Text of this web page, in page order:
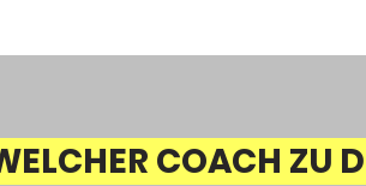
COACH ZU